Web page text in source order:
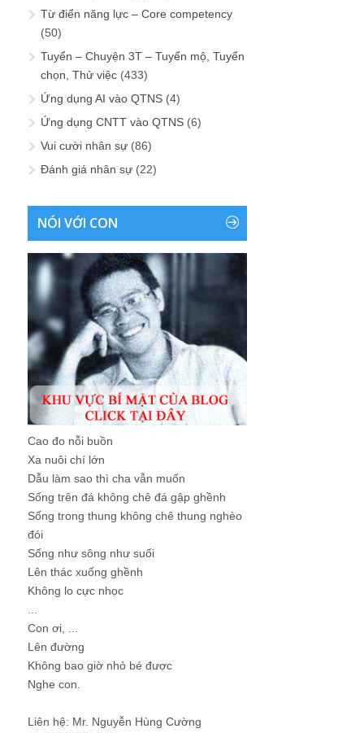
Từ điển năng lực – Core competency
(50)
Tuyển – Chuyện 3T – Tuyển mộ, Tuyển
chọn, Thử việc (433)
Ứng dụng AI vào QTNS (4)
Ứng dụng CNTT vào QTNS (6)
Vui cười nhân sự (86)
Đánh giá nhân sự (22)
NÓI VỚI CON
Cao đo nỗi buồn
Xa nuôi chí lớn
Dẫu làm sao thì cha vẫn muốn
Sống trên đá không chê đá gập ghềnh
Sống trong thung không chê thung nghèo
đói
Sống như sông như suối
Lên thác xuống ghềnh
Không lo cực nhọc
...
Con ơi, ...
Lên đường
Không bao giờ nhỏ bé được
Nghe con.
Liên hệ: Mr. Nguyễn Hùng Cường